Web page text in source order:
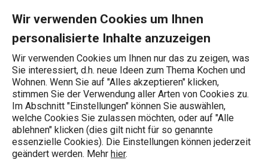
Wir verwenden Cookies um Ihnen
personalisierte Inhalte anzuzeigen
Wir verwenden Cookies um Ihnen nur das zu zeigen, was
Sie interessiert, d.h. neue Ideen zum Thema Kochen und
Wohnen. Wenn Sie auf "Alles akzeptieren" klicken,
stimmen Sie der Verwendung aller Arten von Cookies zu.
Im Abschnitt "Einstellungen" können Sie auswählen,
welche Cookies Sie zulassen möchten, oder auf "Alle
ablehnen" klicken (dies gilt nicht für so genannte
essenzielle Cookies). Die Einstellungen können jederzeit
geändert werden. Mehr hier.
Wonach suchen Sie?
Kein Fleisch
Selbstgemachte
Nudeln - ein